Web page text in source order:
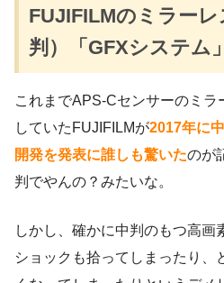
FUJIFILMのミラー
判）「GFXシステム」
これまでAPS-Cセンサーのミラ
していたFUJIFILMが2017年に
開発を発表に誰しも驚いたのが
判でやんの？みたいな。
しかし、確かに中判のもつ高画
ショックも拾ってしまったり、